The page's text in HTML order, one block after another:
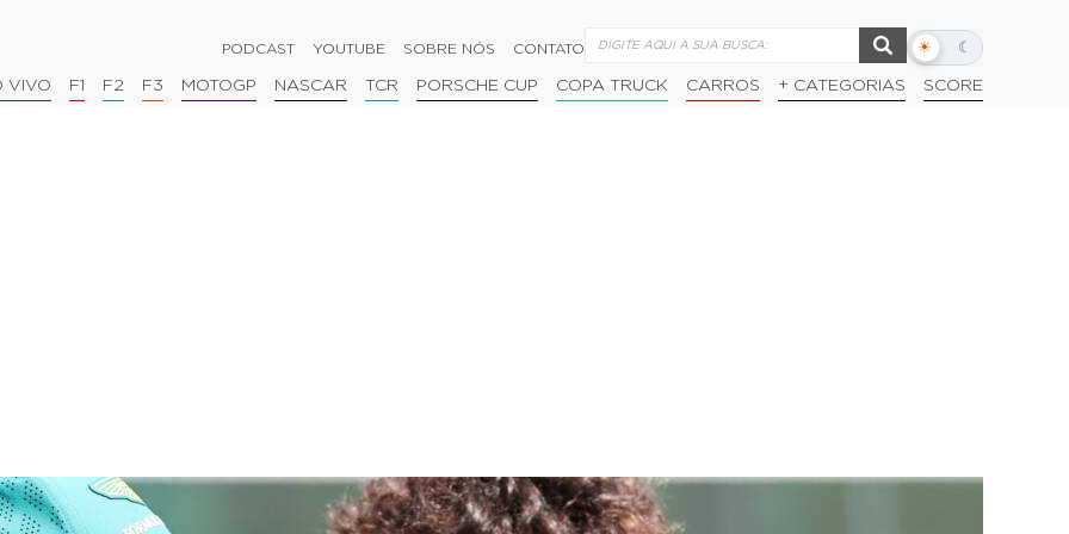
PODCAST YOUTUBE SOBRE NÓS CONTATO ☀ ☾
Alternar
escuro
VIVO F1 F2 F3 MOTOGP NASCAR TCR PORSCHE CUP COPA TRUCK CARROS + CATEGORIAS SCORE